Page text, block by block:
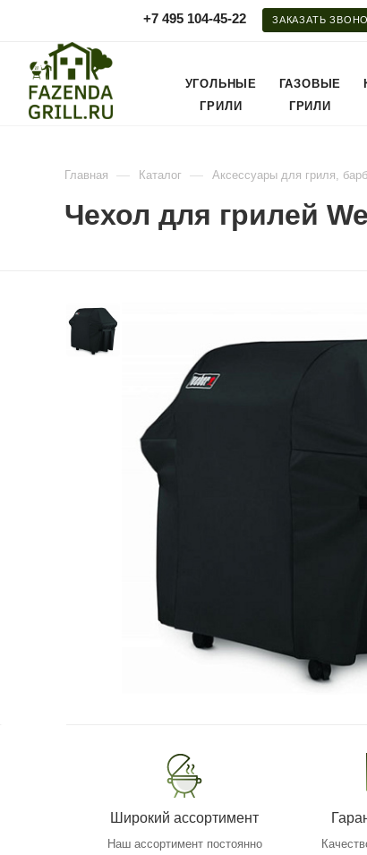
+7 495 104-45-22 ЗАКАЗАТЬ
УГОЛЬНЫЕ
ГРИЛИ
ГАЗОВЫЕ
ГРИЛИ
Главная — Каталог — Аксессуары для гриля,
Чехол для грилей
Широкий ассортимент
Наш ассортимент постоянно